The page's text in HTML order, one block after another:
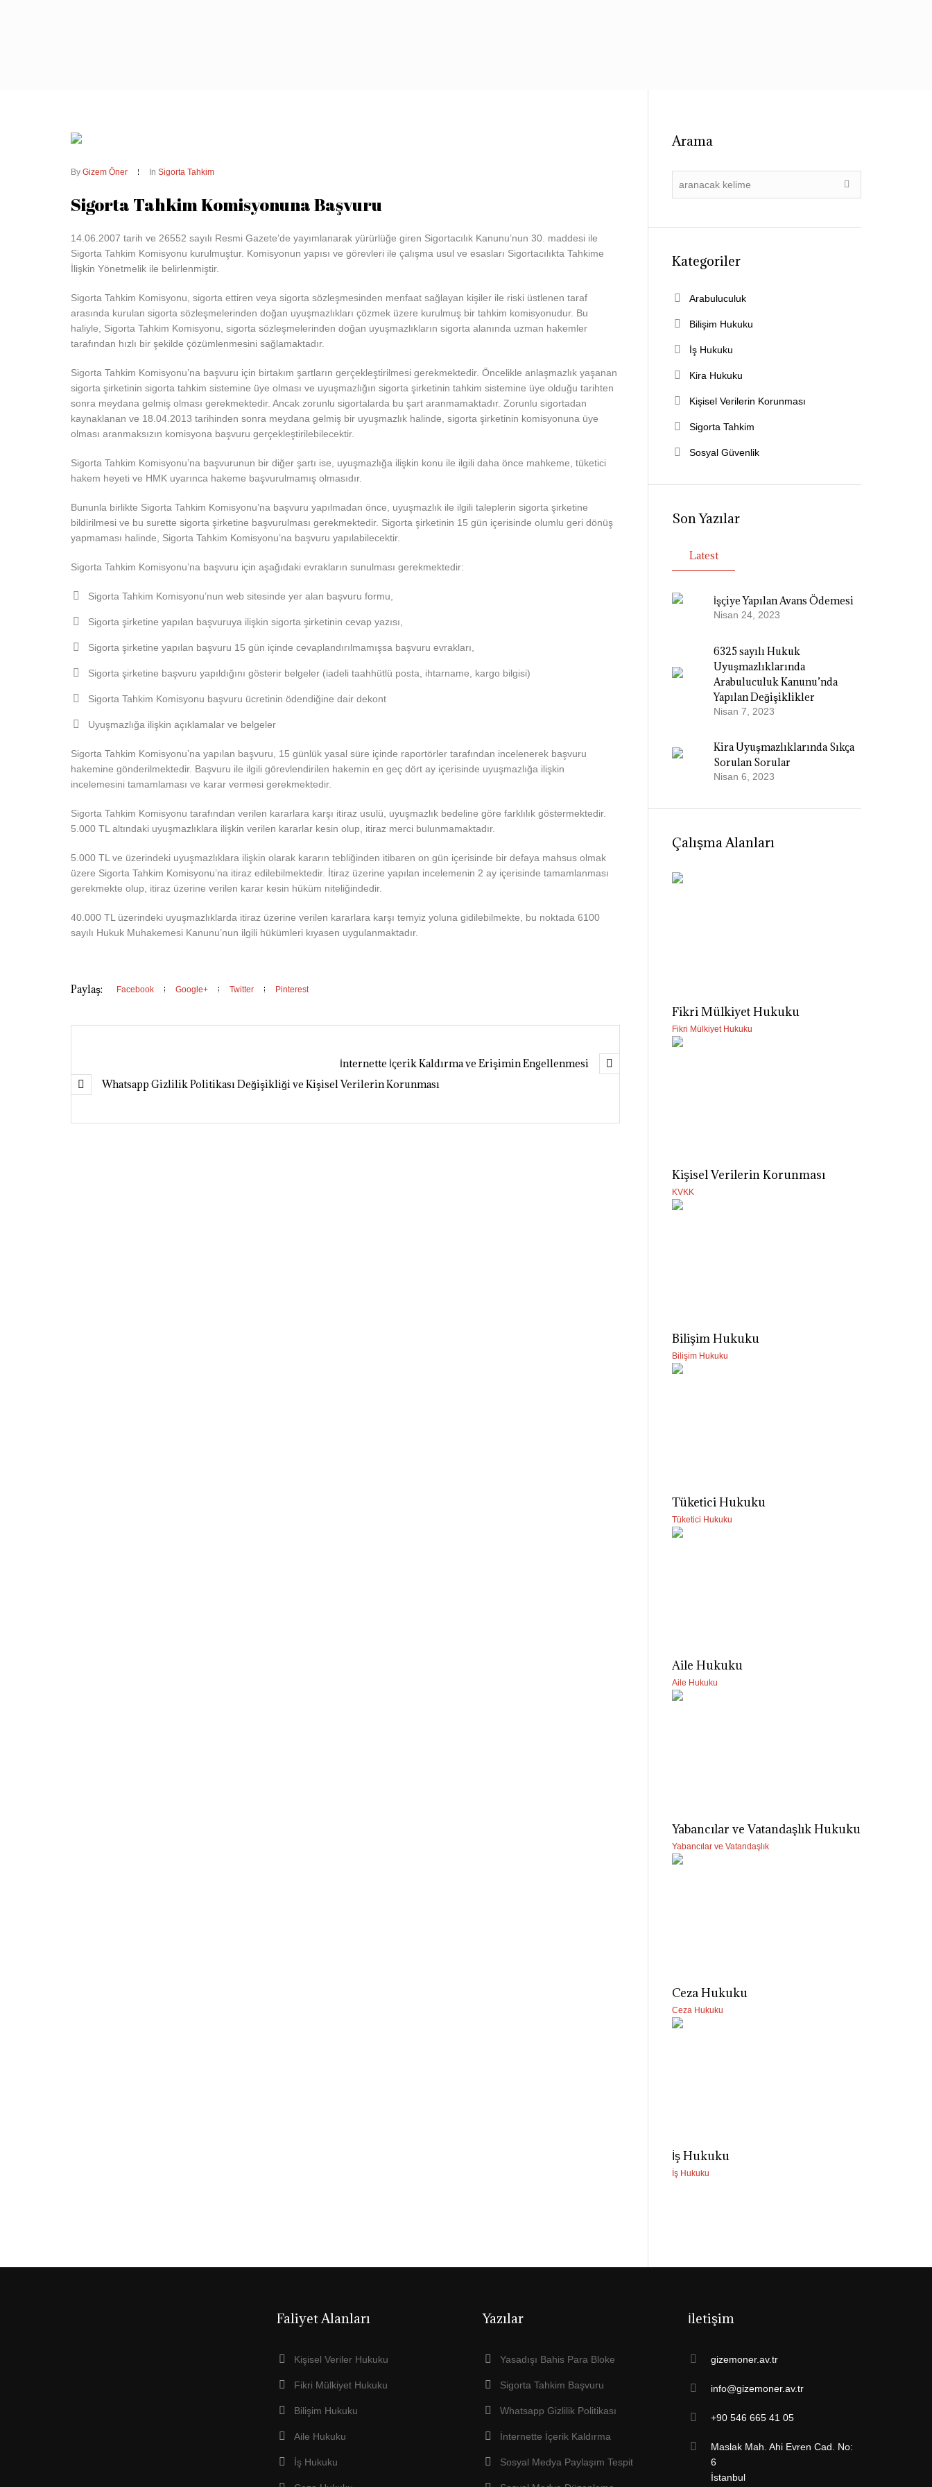
By Gizem Öner In Sigorta Tahkim
Sigorta Tahkim Komisyonuna Başvuru
14.06.2007 tarih ve 26552 sayılı Resmi Gazete’de yayımlanarak yürürlüğe giren Sigortacılık Kanunu’nun 30. maddesi ile
Sigorta Tahkim Komisyonu kurulmuştur. Komisyonun yapısı ve görevleri ile çalışma usul ve esasları Sigortacılıkta Tahkime
İlişkin Yönetmelik ile belirlenmiştir.
Sigorta Tahkim Komisyonu, sigorta ettiren veya sigorta sözleşmesinden menfaat sağlayan kişiler ile riski üstlenen taraf
arasında kurulan sigorta sözleşmelerinden doğan uyuşmazlıkları çözmek üzere kurulmuş bir tahkim komisyonudur. Bu
haliyle, Sigorta Tahkim Komisyonu, sigorta sözleşmelerinden doğan uyuşmazlıkların sigorta alanında uzman hakemler
tarafından hızlı bir şekilde çözümlenmesini sağlamaktadır.
Sigorta Tahkim Komisyonu’na başvuru için birtakım şartların gerçekleştirilmesi gerekmektedir. Öncelikle anlaşmazlık yaşanan
sigorta şirketinin sigorta tahkim sistemine üye olması ve uyuşmazlığın sigorta şirketinin tahkim sistemine üye olduğu tarihten
sonra meydana gelmiş olması gerekmektedir. Ancak zorunlu sigortalarda bu şart aranmamaktadır. Zorunlu sigortadan
kaynaklanan ve 18.04.2013 tarihinden sonra meydana gelmiş bir uyuşmazlık halinde, sigorta şirketinin komisyonuna üye
olması aranmaksızın komisyona başvuru gerçekleştirilebilecektir.
Sigorta Tahkim Komisyonu’na başvurunun bir diğer şartı ise, uyuşmazlığa ilişkin konu ile ilgili daha önce mahkeme, tüketici
hakem heyeti ve HMK uyarınca hakeme başvurulmamış olmasıdır.
Bununla birlikte Sigorta Tahkim Komisyonu’na başvuru yapılmadan önce, uyuşmazlık ile ilgili taleplerin sigorta şirketine
bildirilmesi ve bu surette sigorta şirketine başvurulması gerekmektedir. Sigorta şirketinin 15 gün içerisinde olumlu geri dönüş
yapmaması halinde, Sigorta Tahkim Komisyonu’na başvuru yapılabilecektir.
Sigorta Tahkim Komisyonu’na başvuru için aşağıdaki evrakların sunulması gerekmektedir:
Sigorta Tahkim Komisyonu’nun web sitesinde yer alan başvuru formu,
Sigorta şirketine yapılan başvuruya ilişkin sigorta şirketinin cevap yazısı,
Sigorta şirketine yapılan başvuru 15 gün içinde cevaplandırılmamışsa başvuru evrakları,
Sigorta şirketine başvuru yapıldığını gösterir belgeler (iadeli taahhütlü posta, ihtarname, kargo bilgisi)
Sigorta Tahkim Komisyonu başvuru ücretinin ödendiğine dair dekont
Uyuşmazlığa ilişkin açıklamalar ve belgeler
Sigorta Tahkim Komisyonu’na yapılan başvuru, 15 günlük yasal süre içinde raportörler tarafından incelenerek başvuru
hakemine gönderilmektedir. Başvuru ile ilgili görevlendirilen hakemin en geç dört ay içerisinde uyuşmazlığa ilişkin
incelemesini tamamlaması ve karar vermesi gerekmektedir.
Sigorta Tahkim Komisyonu tarafından verilen kararlara karşı itiraz usulü, uyuşmazlık bedeline göre farklılık göstermektedir.
5.000 TL altındaki uyuşmazlıklara ilişkin verilen kararlar kesin olup, itiraz merci bulunmamaktadır.
5.000 TL ve üzerindeki uyuşmazlıklara ilişkin olarak kararın tebliğinden itibaren on gün içerisinde bir defaya mahsus olmak
üzere Sigorta Tahkim Komisyonu’na itiraz edilebilmektedir. İtiraz üzerine yapılan incelemenin 2 ay içerisinde tamamlanması
gerekmekte olup, itiraz üzerine verilen karar kesin hüküm niteliğindedir.
40.000 TL üzerindeki uyuşmazlıklarda itiraz üzerine verilen kararlara karşı temyiz yoluna gidilebilmekte, bu noktada 6100
sayılı Hukuk Muhakemesi Kanunu’nun ilgili hükümleri kıyasen uygulanmaktadır.
Paylaş: Facebook Google+ Twitter Pinterest
İnternette İçerik Kaldırma ve Erişimin Engellenmesi
Whatsapp Gizlilik Politikası Değişikliği ve Kişisel Verilerin Korunması
Arama
Kategoriler
Arabuluculuk
Bilişim Hukuku
İş Hukuku
Kira Hukuku
Kişisel Verilerin Korunması
Sigorta Tahkim
Sosyal Güvenlik
Son Yazılar
Latest
İşçiye Yapılan Avans Ödemesi
Nisan 24, 2023
6325 sayılı Hukuk
Uyuşmazlıklarında
Arabuluculuk Kanunu’nda
Yapılan Değişiklikler
Nisan 7, 2023
Kira Uyuşmazlıklarında Sıkça
Sorulan Sorular
Nisan 6, 2023
Çalışma Alanları
Fikri Mülkiyet Hukuku
Fikri Mülkiyet Hukuku
Kişisel Verilerin Korunması
KVKK
Bilişim Hukuku
Bilişim Hukuku
Tüketici Hukuku
Tüketici Hukuku
Aile Hukuku
Aile Hukuku
Yabancılar ve Vatandaşlık Hukuku
Yabancılar ve Vatandaşlık
Ceza Hukuku
Ceza Hukuku
İş Hukuku
İş Hukuku
Faliyet Alanları
Kişisel Veriler Hukuku
Fikri Mülkiyet Hukuku
Bilişim Hukuku
Aile Hukuku
İş Hukuku
Yazılar
Yasadışı Bahis Para Bloke
Sigorta Tahkim Başvuru
Whatsapp Gizlilik Politikası
İnternette İçerik Kaldırma
Sosyal Medya Paylaşım Tespit
İletişim
gizemoner.av.tr
info@gizemoner.av.tr
+90 546 665 41 05
Maslak Mah. Ahi Evren Cad. No:
6
İstanbul